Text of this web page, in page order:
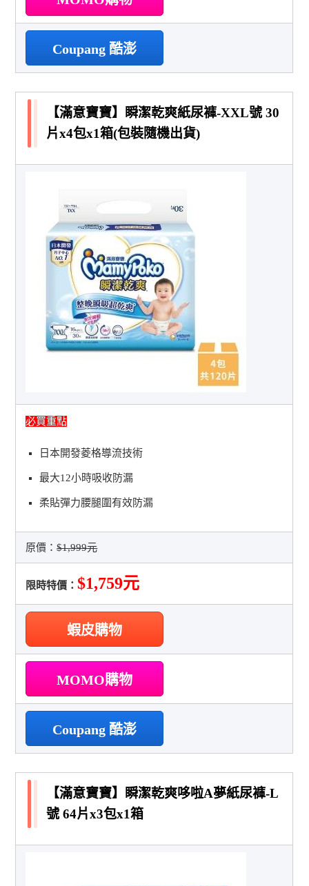
Coupang 酷澎
【滿意寶寶】瞬潔乾爽紙尿褲-XXL號 30
片x4包x1箱(包裝隨機出貨)
必買重點
日本開發菱格導流技術
最大12小時吸收防漏
柔貼彈力腰腿圍有效防漏
原價：$1,999元
限時特價：$1,759元
蝦皮購物
MOMO購物
Coupang 酷澎
【滿意寶寶】瞬潔乾爽哆啦A夢紙尿褲-L
號 64片x3包x1箱